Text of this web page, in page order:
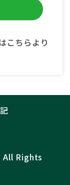
こちらより
All Rights